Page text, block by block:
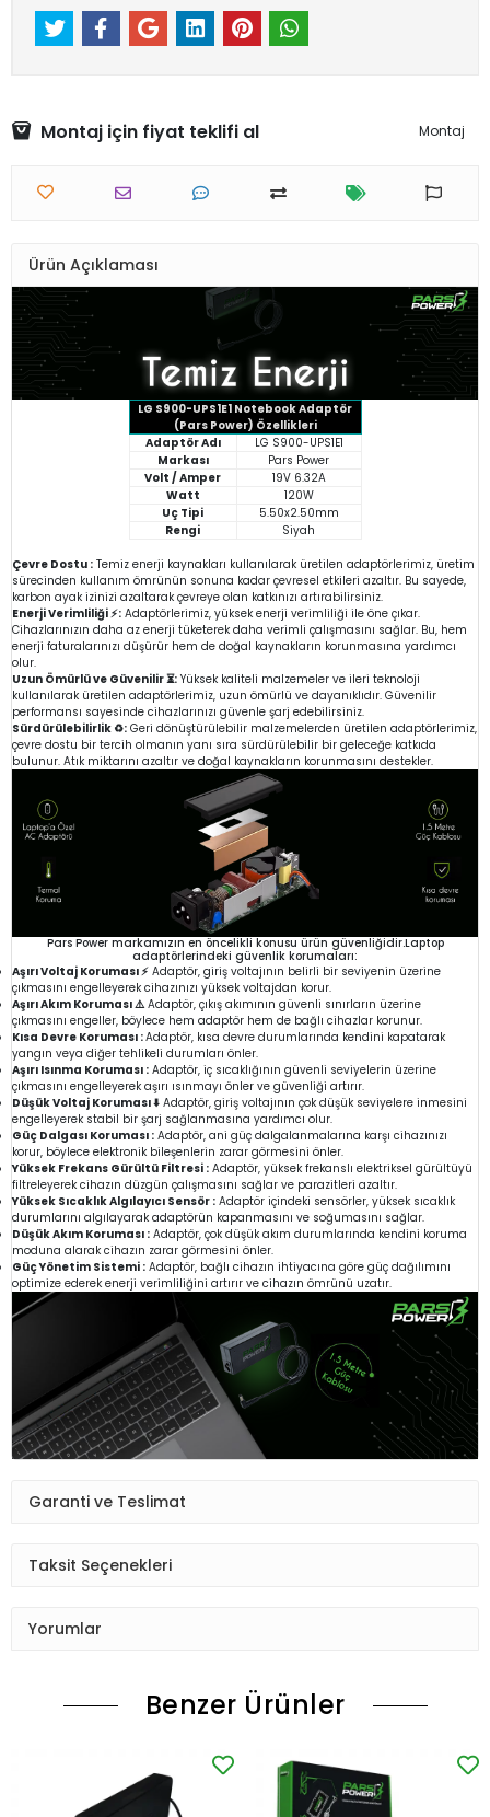
Montaj için fiyat teklifi al Montaj
Ürün Açıklaması
LG S900-UPS1E1 Notebook Adaptör
(Pars Power) Özellikleri
Adaptör Adı
LG S900-UPS1E1
Markası
Pars Power
Volt / Amper
19V 6.32A
Watt
120W
Uç Tipi
5.50x2.50mm
Rengi
Siyah
Çevre Dostu : Temiz enerji kaynakları kullanılarak üretilen adaptörlerimiz, üretim
sürecinden kullanım ömrünün sonuna kadar çevresel etkileri azaltır. Bu sayede,
karbon ayak izinizi azaltarak çevreye olan katkınızı artırabilirsiniz.
Enerji Verimliliği ⚡: Adaptörlerimiz, yüksek enerji verimliliği ile öne çıkar.
Cihazlarınızın daha az enerji tüketerek daha verimli çalışmasını sağlar. Bu, hem
enerji faturalarınızı düşürür hem de doğal kaynakların korunmasına yardımcı
olur.
Uzun Ömürlü ve Güvenilir ⏳: Yüksek kaliteli malzemeler ve ileri teknoloji
kullanılarak üretilen adaptörlerimiz, uzun ömürlü ve dayanıklıdır. Güvenilir
performansı sayesinde cihazlarınızı güvenle şarj edebilirsiniz.
Sürdürülebilirlik ♻️: Geri dönüştürülebilir malzemelerden üretilen adaptörlerimiz,
çevre dostu bir tercih olmanın yanı sıra sürdürülebilir bir geleceğe katkıda
bulunur. Atık miktarını azaltır ve doğal kaynakların korunmasını destekler.
Pars Power markamızın en öncelikli konusu ürün güvenliğidir.Laptop
adaptörlerindeki güvenlik korumaları:
Aşırı Voltaj Koruması ⚡ Adaptör, giriş voltajının belirli bir seviyenin üzerine
çıkmasını engelleyerek cihazınızı yüksek voltajdan korur.
Aşırı Akım Koruması ⚠️Adaptör, çıkış akımının güvenli sınırların üzerine
çıkmasını engeller, böylece hem adaptör hem de bağlı cihazlar korunur.
Kısa Devre Koruması :Adaptör, kısa devre durumlarında kendini kapatarak
yangın veya diğer tehlikeli durumları önler.
Aşırı Isınma Koruması : Adaptör, iç sıcaklığının güvenli seviyelerin üzerine
çıkmasını engelleyerek aşırı ısınmayı önler ve güvenliği artırır.
Düşük Voltaj Koruması ⬇️ Adaptör, giriş voltajının çok düşük seviyelere inmesini
engelleyerek stabil bir şarj sağlanmasına yardımcı olur.
Güç Dalgası Koruması : Adaptör, ani güç dalgalanmalarına karşı cihazınızı
korur, böylece elektronik bileşenlerin zarar görmesini önler.
Yüksek Frekans Gürültü Filtresi : Adaptör, yüksek frekanslı elektriksel gürültüyü
filtreleyerek cihazın düzgün çalışmasını sağlar ve parazitleri azaltır.
Yüksek Sıcaklık Algılayıcı Sensör : Adaptör içindeki sensörler, yüksek sıcaklık
durumlarını algılayarak adaptörün kapanmasını ve soğumasını sağlar.
Düşük Akım Koruması : Adaptör, çok düşük akım durumlarında kendini koruma
moduna alarak cihazın zarar görmesini önler.
Güç Yönetim Sistemi : Adaptör, bağlı cihazın ihtiyacına göre güç dağılımını
optimize ederek enerji verimliliğini artırır ve cihazın ömrünü uzatır.
Garanti ve Teslimat
Taksit Seçenekleri
Yorumlar
Benzer Ürünler